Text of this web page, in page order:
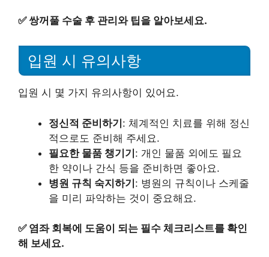
✅ 쌍꺼풀 수술 후 관리와 팁을 알아보세요.
입원 시 유의사항
입원 시 몇 가지 유의사항이 있어요.
정신적 준비하기: 체계적인 치료를 위해 정신
적으로도 준비해 주세요.
필요한 물품 챙기기: 개인 물품 외에도 필요
한 약이나 간식 등을 준비하면 좋아요.
병원 규칙 숙지하기: 병원의 규칙이나 스케줄
을 미리 파악하는 것이 중요해요.
✅ 염좌 회복에 도움이 되는 필수 체크리스트를 확인
해 보세요.